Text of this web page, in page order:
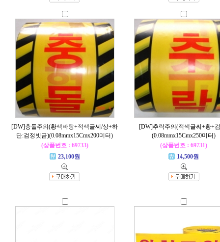
[DW]충돌주의(황색바탕+적색글씨/상+하
단:검정빗금)(0.08mmx15Cmx200미터)
(상품번호 : 69733)
23,100원
[DW]추락주의(적색글씨+황+
(0.08mmx15Cmx250미터)
(상품번호 : 69731)
14,500원